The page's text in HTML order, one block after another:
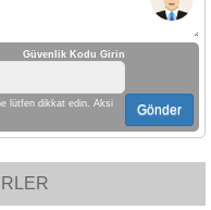
Güvenlik Kodu Girin
lütfen dikkat edin. Aksi
Gönder